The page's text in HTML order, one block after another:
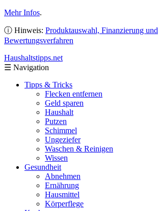
Mehr Infos.
ⓘ Hinweis: Produktauswahl, Finanzierung und
Bewertungsverfahren
Haushaltstipps.net
☰ Navigation
Tipps & Tricks
Flecken entfernen
Geld sparen
Haushalt
Putzen
Schimmel
Ungeziefer
Waschen & Reinigen
Wissen
Gesundheit
Abnehmen
Ernährung
Hausmittel
Körperflege